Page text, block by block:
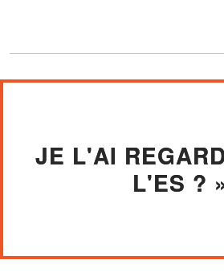
JE L'AI
L'ES ? »